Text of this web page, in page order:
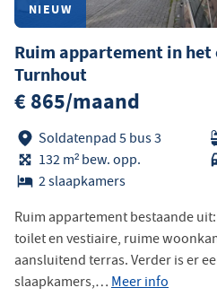
NIEUW
Ruim appartement in het
Turnhout
€ 865/maand
Soldatenpad 5 bus 3
132 m² bew. opp.
2 slaapkamers
Ruim appartement bestaande
toilet en vestiaire, ruime
aansluitend terras. Verder is er
slaapkamers,… Meer info